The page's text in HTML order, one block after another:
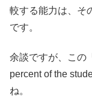
較する能力は、そ
です。
余談ですが、この
percent of the
ね。